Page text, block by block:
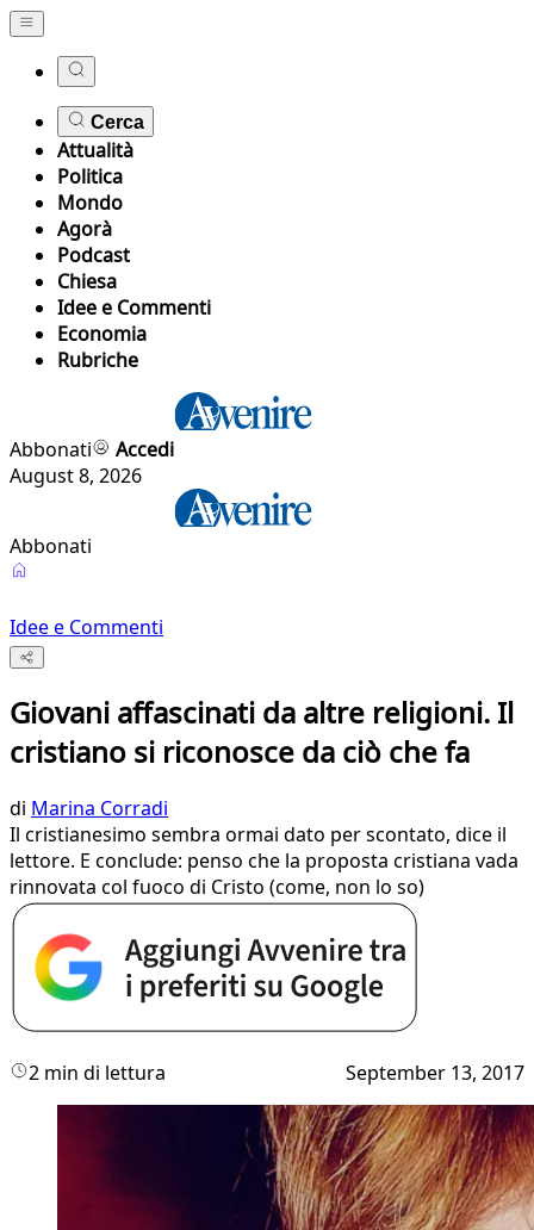
Cerca
Attualità
Politica
Mondo
Agorà
Podcast
Chiesa
Idee e Commenti
Economia
Rubriche
Abbonati
Accedi
August 8, 2026
Abbonati
Idee e Commenti
Giovani affascinati da altre religioni. Il
cristiano si riconosce da ciò che fa
di Marina Corradi
Il cristianesimo sembra ormai dato per scontato, dice il
lettore. E conclude: penso che la proposta cristiana vada
rinnovata col fuoco di Cristo (come, non lo so)
2 min di lettura September 13, 2017